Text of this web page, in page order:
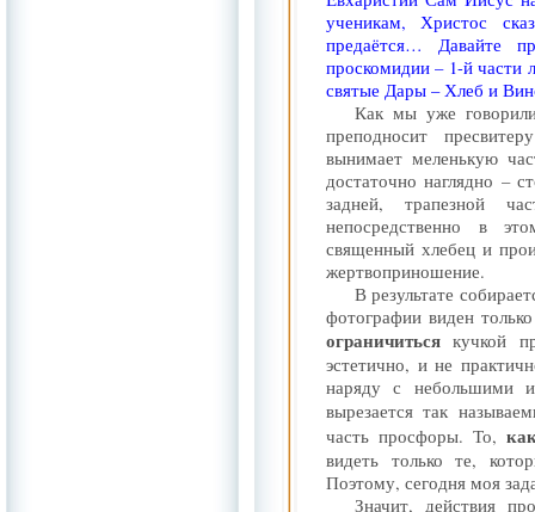
ученикам, Христос
предаётся… Давайте
проскомидии – 1-й части
святые Дары – Хлеб и
Как мы уже
преподносит
вынимает меленькую
достаточно наглядно –
задней, трапезной
непосредственно в
священный хлебец и
жертвоприношение.
В результате
фотографии виден
ограничиться кучкой
эстетично, и не
наряду с небольшими
вырезается так
часть просфоры. То,
видеть только те,
Поэтому, сегодня моя
Значит, действия